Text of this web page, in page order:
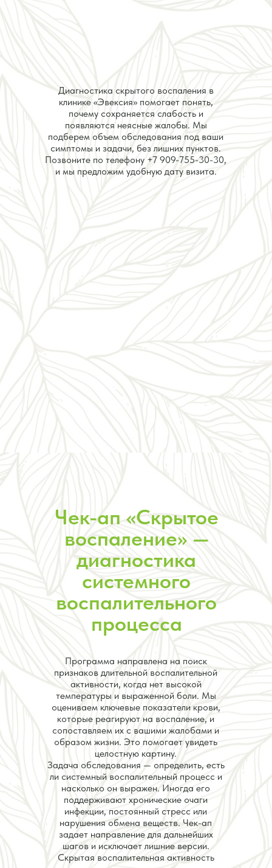
Диагностика скрытого воспаления в
клинике «Эвексия» помогает понять,
почему сохраняется слабость и
появляются неясные жалобы. Мы
подберем объем обследования под ваши
симптомы и задачи, без лишних пунктов.
Позвоните по телефону +7 909-755-30-30,
и мы предложим удобную дату визита.
Чек-ап «Скрытое
воспаление» —
диагностика
системного
воспалительного
процесса
Программа направлена на поиск
признаков длительной воспалительной
активности, когда нет высокой
температуры и выраженной боли. Мы
оцениваем ключевые показатели крови,
которые реагируют на воспаление, и
сопоставляем их с вашими жалобами и
образом жизни. Это помогает увидеть
целостную картину.
Задача обследования — определить, есть
ли системный воспалительный процесс и
насколько он выражен. Иногда его
поддерживают хронические очаги
инфекции, постоянный стресс или
нарушения обмена веществ. Чек-ап
задает направление для дальнейших
шагов и исключает лишние версии.
Скрытая воспалительная активность